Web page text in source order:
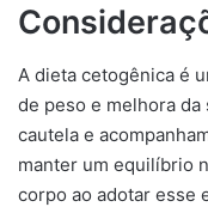
A dieta cetogênica é
de peso e melhora da
cautela e
manter um equilíbrio
corpo ao adotar esse